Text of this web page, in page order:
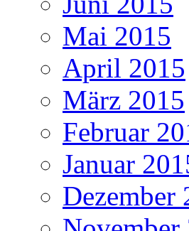
Mai 2015
April 2015
März 2015
Februar
Januar
Dezember